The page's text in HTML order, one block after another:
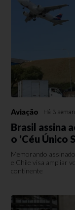
Aviação Há 3
Brasil assina
o 'Céu Único
Memorando
e Chile visa ampliar
continente